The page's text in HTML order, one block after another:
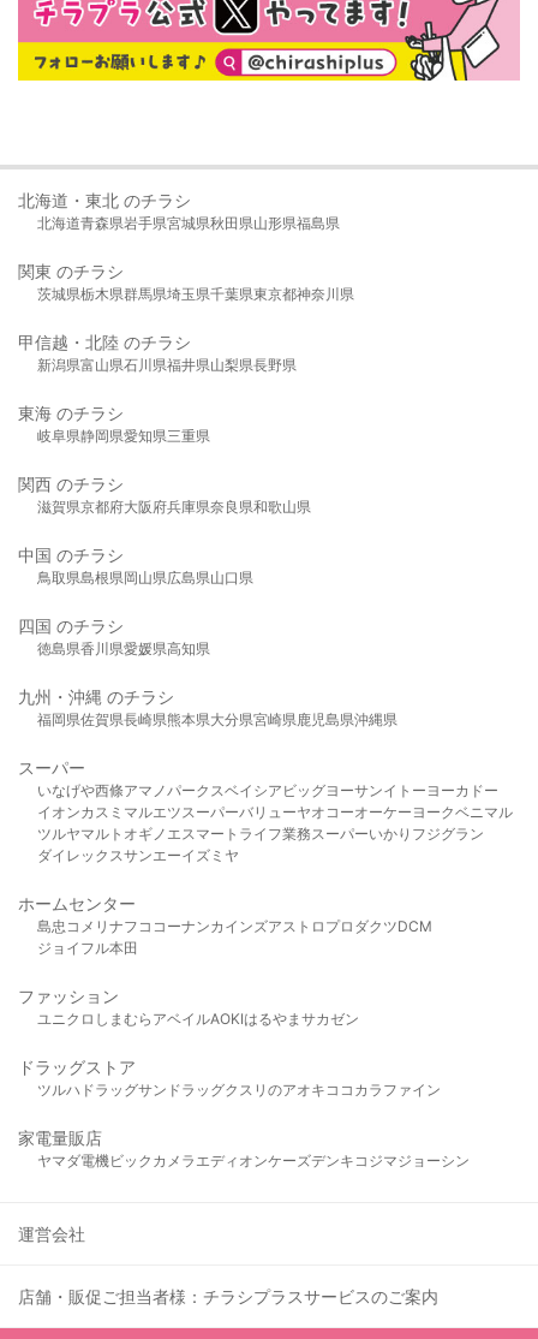
北海道・東北 のチラシ
北海道青森県岩手県宮城県秋田県山形県福島県
関東 のチラシ
茨城県栃木県群馬県埼玉県千葉県東京都神奈川県
甲信越・北陸 のチラシ
新潟県富山県石川県福井県山梨県長野県
東海 のチラシ
岐阜県静岡県愛知県三重県
関西 のチラシ
滋賀県京都府大阪府兵庫県奈良県和歌山県
中国 のチラシ
鳥取県島根県岡山県広島県山口県
四国 のチラシ
徳島県香川県愛媛県高知県
九州・沖縄 のチラシ
福岡県佐賀県長崎県熊本県大分県宮崎県鹿児島県沖縄県
スーパー
いなげや西條アマノパークスベイシア ビッグヨーサンイトーヨーカドー
イオンカスミ マルエツスーパーバリューヤオコーオーケー ヨークベニマル
ツルヤマルト オギノ エスマート ライフ業務スーパーいかり フジグラン
ダイレックスサンエーイズミヤ
ホームセンター
島忠 コメリ ナフコ コーナンカインズアストロプロダクツDCM
ジョイフル本田
ファッション
ユニクロ しまむら アベイルAOKIはるやま サカゼン
ドラッグストア
ツルハドラッグサンドラッグクスリのアオキ ココカラファイン
家電量販店
ヤマダ電機ビックカメラ エディオンケーズデンキ コジマジョーシン
運営会社
店舗・販促ご担当者様：チラシプラスサービスのご案内